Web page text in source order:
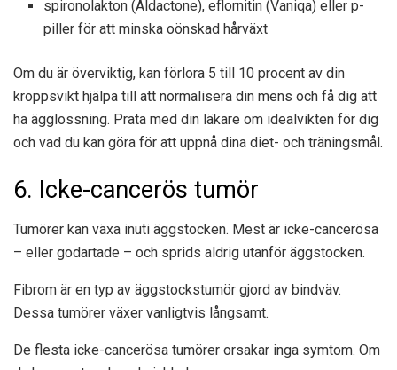
spironolakton (Aldactone), eflornitin (Vaniqa) eller p-
piller för att minska oönskad hårväxt
Om du är överviktig, kan förlora 5 till 10 procent av din
kroppsvikt hjälpa till att normalisera din mens och få dig att
ha ägglossning. Prata med din läkare om idealvikten för dig
och vad du kan göra för att uppnå dina diet- och träningsmål.
6. Icke-cancerös tumör
Tumörer kan växa inuti äggstocken. Mest är icke-cancerösa
– eller godartade – och sprids aldrig utanför äggstocken.
Fibrom är en typ av äggstockstumör gjord av bindväv.
Dessa tumörer växer vanligtvis långsamt.
De flesta icke-cancerösa tumörer orsakar inga symtom. Om